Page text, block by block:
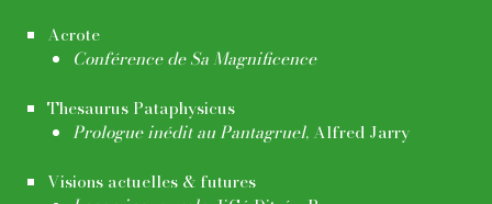
Acrote
Conférence de Sa Magnificence
Thesaurus Pataphysicus
Prologue inédit au Pantagruel, Alfred Jarry
Visions actuelles & futures